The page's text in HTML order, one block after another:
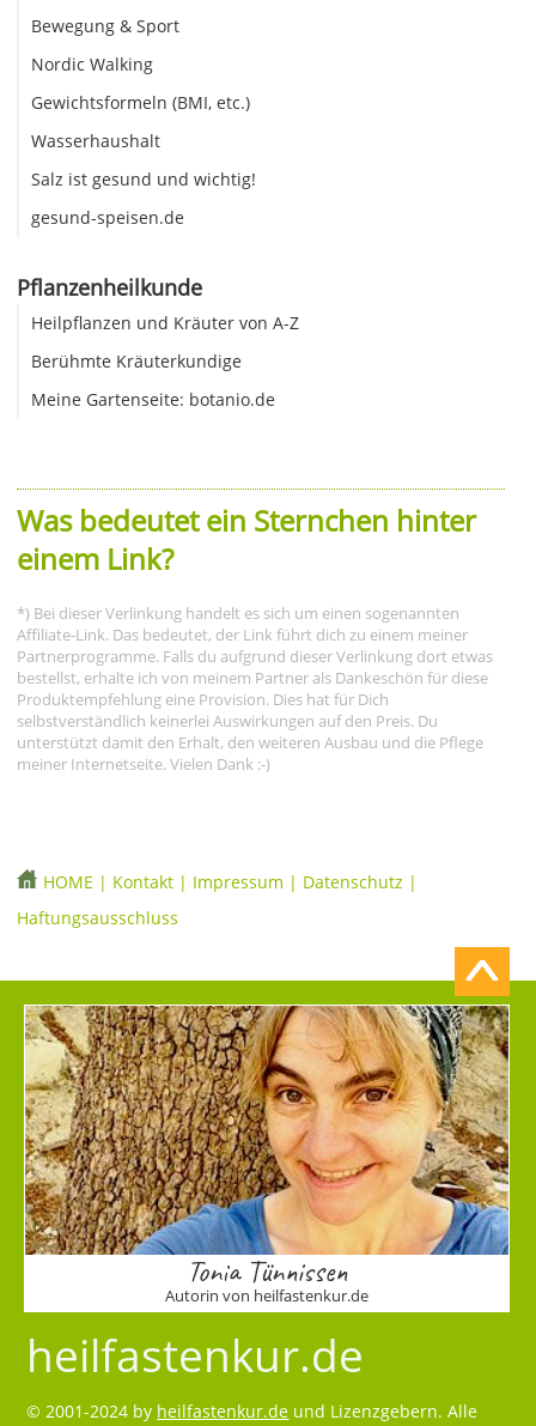
Bewegung & Sport
Nordic Walking
Gewichtsformeln (BMI, etc.)
Wasserhaushalt
Salz ist gesund und wichtig!
gesund-speisen.de
Pflanzenheilkunde
Heilpflanzen und Kräuter von A-Z
Berühmte Kräuterkundige
Meine Gartenseite: botanio.de
Was bedeutet ein Sternchen hinter
einem Link?
*) Bei dieser Verlinkung handelt es sich um einen sogenannten
Affiliate-Link. Das bedeutet, der Link führt dich zu einem meiner
Partnerprogramme. Falls du aufgrund dieser Verlinkung dort etwas
bestellst, erhalte ich von meinem Partner als Dankeschön für diese
Produktempfehlung eine Provision. Dies hat für Dich
selbstverständlich keinerlei Auswirkungen auf den Preis. Du
unterstützt damit den Erhalt, den weiteren Ausbau und die Pflege
meiner Internetseite. Vielen Dank :-)
HOME | Kontakt | Impressum | Datenschutz |
Haftungsausschluss
Tonia Tünnissen
Autorin von heilfastenkur.de
heilfastenkur.de
© 2001-2024 by heilfastenkur.de und Lizenzgebern. Alle